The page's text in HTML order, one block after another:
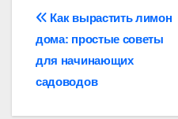
Навигация
по
записям
Как вырастить лимон
дома: простые советы
для начинающих
садоводов